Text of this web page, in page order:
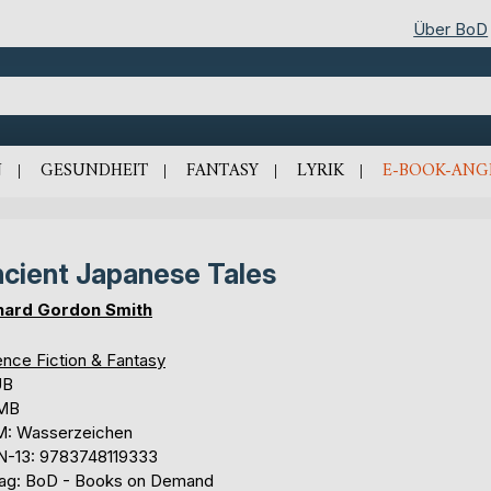
Über BoD
GESUNDHEIT FANTASY LYRIK E-BOOK-
Japanese Tales
Gordon Smith
Fiction & Fantasy
Wasserzeichen
13: 9783748119333
BoD - Books on Demand